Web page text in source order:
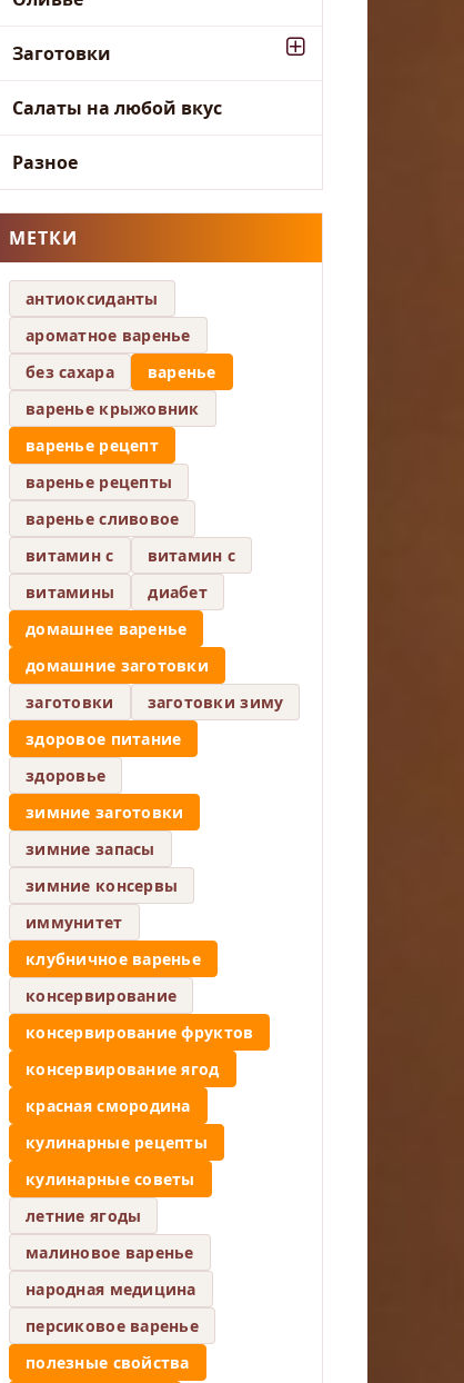
Заготовки
Салаты на любой вкус
Разное
МЕТКИ
антиоксиданты
ароматное варенье
без сахара
варенье
варенье крыжовник
варенье рецепт
варенье рецепты
варенье сливовое
витамин c
витамин с
витамины
диабет
домашнее варенье
домашние заготовки
заготовки
заготовки зиму
здоровое питание
здоровье
зимние заготовки
зимние запасы
зимние консервы
иммунитет
клубничное варенье
консервирование
консервирование фруктов
консервирование ягод
красная смородина
кулинарные рецепты
кулинарные советы
летние ягоды
малиновое варенье
народная медицина
персиковое варенье
полезные свойства